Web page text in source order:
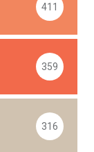
411
359
316